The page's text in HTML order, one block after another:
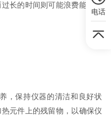
长的时间则可能浪费能源和
保持仪器的清洁和良好状
元件上的残留物，以确保仪
电话